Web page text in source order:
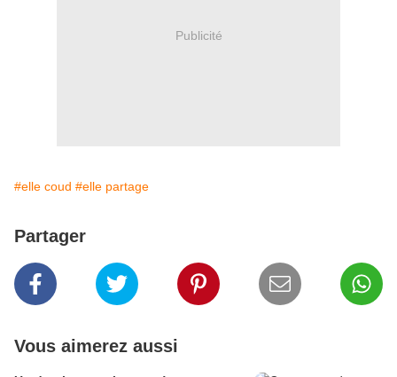
Publicité
#elle coud #elle partage
Partager
Vous aimerez aussi